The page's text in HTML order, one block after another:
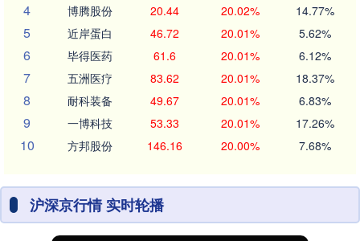
4 博腾股份 20.44 20.02% 14.77%
5 近岸蛋白 46.72 20.01% 5.62%
6 毕得医药 61.6 20.01% 6.12%
7 五洲医疗 83.62 20.01% 18.37%
8 耐科装备 49.67 20.01% 6.83%
9 一博科技 53.33 20.01% 17.26%
10 方邦股份 146.16 20.00% 7.68%
沪深京行情 实时轮播